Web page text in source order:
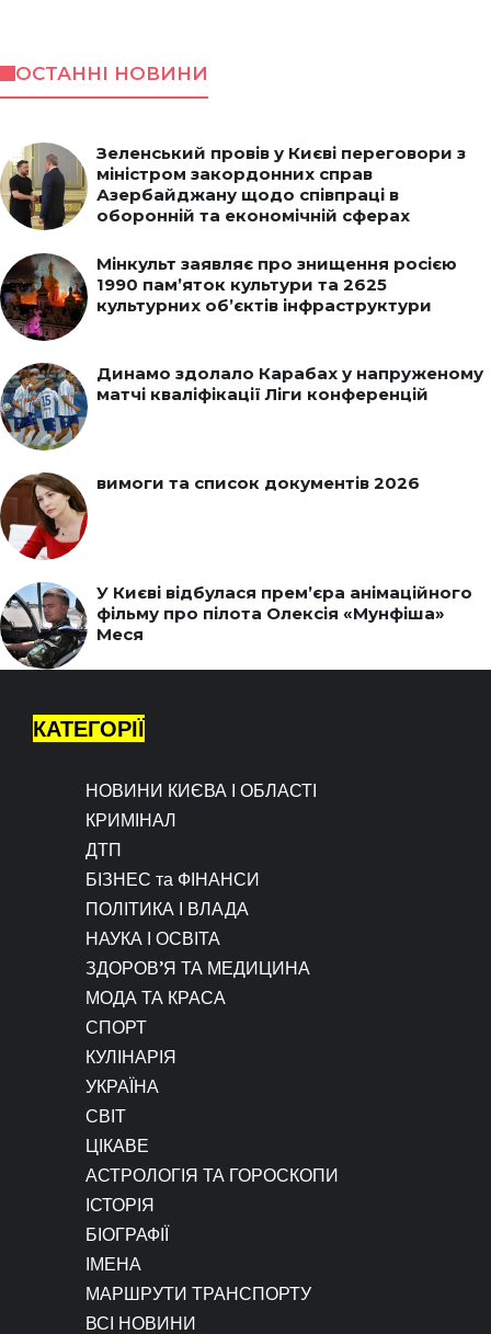
ОСТАННІ НОВИНИ
Зеленський провів у Києві переговори з
міністром закордонних справ
Азербайджану щодо співпраці в
оборонній та економічній сферах
Мінкульт заявляє про знищення росією
1990 пам’яток культури та 2625
культурних об’єктів інфраструктури
Динамо здолало Карабах у напруженому
матчі кваліфікації Ліги конференцій
вимоги та список документів 2026
У Києві відбулася прем’єра анімаційного
фільму про пілота Олексія «Мунфіша»
Меся
КАТЕГОРІЇ
НОВИНИ КИЄВА І ОБЛАСТІ
КРИМІНАЛ
ДТП
БІЗНЕС та ФІНАНСИ
ПОЛІТИКА І ВЛАДА
НАУКА І ОСВІТА
ЗДОРОВ’Я ТА МЕДИЦИНА
МОДА ТА КРАСА
СПОРТ
КУЛІНАРІЯ
УКРАЇНА
СВІТ
ЦІКАВЕ
АСТРОЛОГІЯ ТА ГОРОСКОПИ
ІСТОРІЯ
БІОГРАФІЇ
ІМЕНА
МАРШРУТИ ТРАНСПОРТУ
ВСІ НОВИНИ